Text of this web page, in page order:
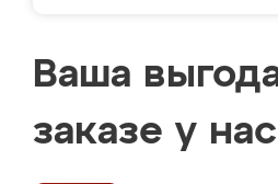
Ваша
заказе у нас